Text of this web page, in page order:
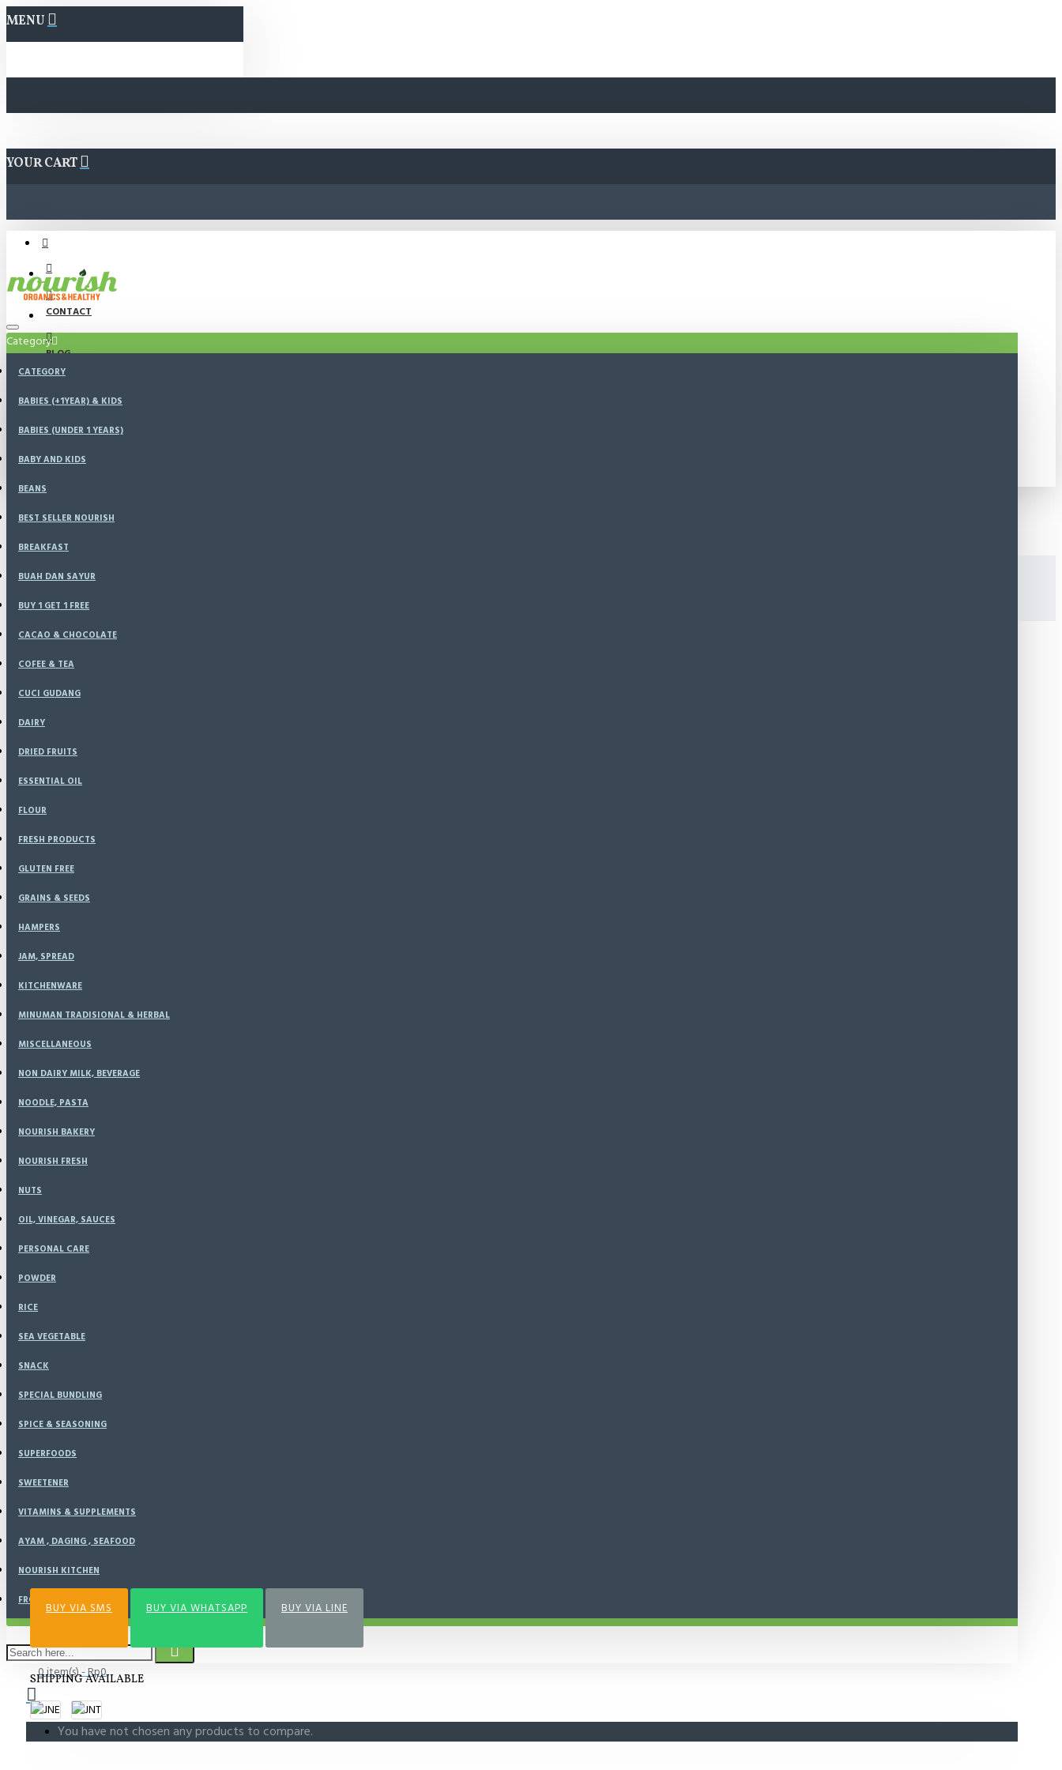
MENU
YOUR CART
CONTACT
BLOG
KONFIRMASI
LOGIN
WISHLIST
Category
CATEGORY
BABIES (+1YEAR) & KIDS
BABIES (UNDER 1 YEARS)
BABY AND KIDS
BEANS
BEST SELLER NOURISH
BREAKFAST
BUAH DAN SAYUR
BUY 1 GET 1 FREE
CACAO & CHOCOLATE
COFEE & TEA
CUCI GUDANG
DAIRY
DRIED FRUITS
ESSENTIAL OIL
FLOUR
FRESH PRODUCTS
GLUTEN FREE
GRAINS & SEEDS
HAMPERS
JAM, SPREAD
KITCHENWARE
MINUMAN TRADISIONAL & HERBAL
MISCELLANEOUS
NON DAIRY MILK, BEVERAGE
NOODLE, PASTA
NOURISH BAKERY
NOURISH FRESH
NUTS
OIL, VINEGAR, SAUCES
PERSONAL CARE
POWDER
RICE
SEA VEGETABLE
SNACK
SPECIAL BUNDLING
SPICE & SEASONING
SUPERFOODS
SWEETENER
VITAMINS & SUPPLEMENTS
AYAM , DAGING , SEAFOOD
NOURISH KITCHEN
FROZEN FOOD
0 item(s) - Rp0
You have not chosen any products to compare.
HOME
SPECIALS
CATALOG
BLOG
LOGIN
Ayam Berkah Organik Middle Wings 500
Based on 0 reviews.
Rp59,500
Add to Wish List
BUY VIA SMS BUY VIA WHATSAPP BUY VIA LINE
SHIPPING AVAILABLE